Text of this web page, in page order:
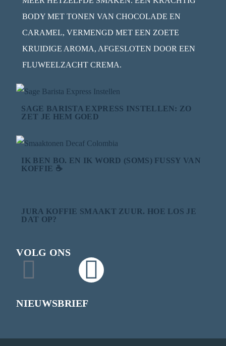
BODY MET TONEN VAN CHOCOLADE EN
CARAMEL, VERMENGD MET EEN ZOETE
KRUIDIGE AROMA, AFGESLOTEN DOOR EEN
FLUWEELZACHT CREMA.
SAGE BARISTA EXPRESS INSTELLEN: ZO
ZET JE HEM GOED
IK BEN BO. EN IK WORD (SOMS) FUSSY VAN
KOFFIE ☕
JURA KOFFIE SMAAKT ZUUR. HOE LOS JE
DAT OP?
VOLG ONS
NIEUWSBRIEF